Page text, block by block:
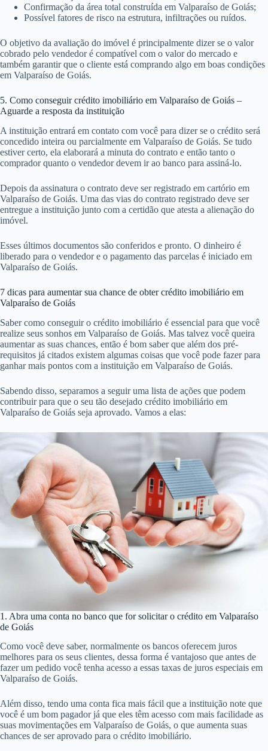
Confirmação da área total construída em Valparaíso de Goiás;
Possível fatores de risco na estrutura, infiltrações ou ruídos.
O objetivo da avaliação do imóvel é principalmente dizer se o valor
cobrado pelo vendedor é compatível com o valor do mercado e
também garantir que o cliente está comprando algo em boas condições
em Valparaíso de Goiás.
5. Como conseguir crédito imobiliário em Valparaíso de Goiás –
Aguarde a resposta da instituição
A instituição entrará em contato com você para dizer se o crédito será
concedido inteira ou parcialmente em Valparaíso de Goiás. Se tudo
estiver certo, ela elaborará a minuta do contrato e então tanto o
comprador quanto o vendedor devem ir ao banco para assiná-lo.
Depois da assinatura o contrato deve ser registrado em cartório em
Valparaíso de Goiás. Uma das vias do contrato registrado deve ser
entregue a instituição junto com a certidão que atesta a alienação do
imóvel.
Esses últimos documentos são conferidos e pronto. O dinheiro é
liberado para o vendedor e o pagamento das parcelas é iniciado em
Valparaíso de Goiás.
7 dicas para aumentar sua chance de obter crédito imobiliário em
Valparaíso de Goiás
Saber como conseguir o crédito imobiliário é essencial para que você
realize seus sonhos em Valparaíso de Goiás. Mas talvez você queira
aumentar as suas chances, então é bom saber que além dos pré-
requisitos já citados existem algumas coisas que você pode fazer para
ganhar mais pontos com a instituição em Valparaíso de Goiás.
Sabendo disso, separamos a seguir uma lista de ações que podem
contribuir para que o seu tão desejado crédito imobiliário em
Valparaíso de Goiás seja aprovado. Vamos a elas:
1. Abra uma conta no banco que for solicitar o crédito em Valparaíso
de Goiás
Como você deve saber, normalmente os bancos oferecem juros
melhores para os seus clientes, dessa forma é vantajoso que antes de
fazer um pedido você tenha acesso a essas taxas de juros especiais em
Valparaíso de Goiás.
Além disso, tendo uma conta fica mais fácil que a instituição note que
você é um bom pagador já que eles têm acesso com mais facilidade as
suas movimentações em Valparaíso de Goiás, o que aumenta suas
chances de ser aprovado para o crédito imobiliário.